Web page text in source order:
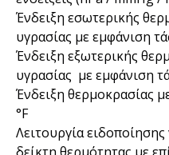
Ένδειξη εσωτερικής
υγρασίας με εμφάνιση
Ένδειξη εξωτερικής
υγρασίας με εμφάνιση
Ένδειξη θερμοκρασίας
°F
Λειτουργία ειδοποίησης